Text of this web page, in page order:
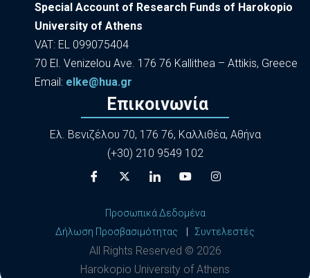
Special Account of Research Funds of Harokopio
University of Athens
VAT: EL 099075404
70 El. Venizelou Ave. 176 76 Kallithea – Attikis, Greece
Εmail: elke@hua.gr
Επικοινωνία
Ελ. Βενιζέλου 70, 176 76, Καλλιθέα, Αθήνα
(+30) 210 9549 102
Προσωπικά Δεδομένα
Δήλωση Προσβασιμότητας
Συντελεστές
All Rights Reserved © 2026
Harokopio University of Athens